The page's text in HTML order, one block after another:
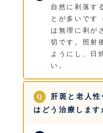
自然に剥落す
とが多いです
は無理に剥が
切です。照射
ようにし、日
い。
肝斑と老人
はどう治療します